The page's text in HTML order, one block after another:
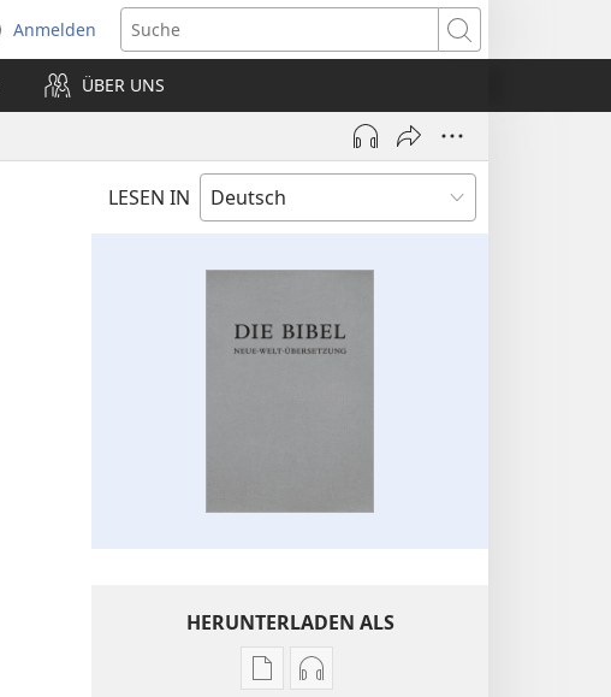
Anmelden
(öffnet
neues
Fenster)
Suche
ÜBER UNS
LESEN IN
HERUNTERLADEN ALS
Downloadoptionen
Downloadoptionen